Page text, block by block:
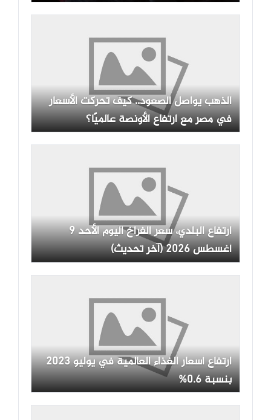
الذهب يواصل الصعود.. كيف تحركت الأسعار
في مصر مع ارتفاع الأونصة عالميًا؟
ارتفاع البلدي، سعر الفراخ اليوم الأحد 9
أغسطس 2026 (آخر تحديث)
ارتفاع أسعار الغذاء العالمية في يوليو 2023
بنسبة 0.6%